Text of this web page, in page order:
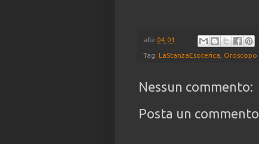
alle 04:01
Tag: LaStanzaEsoterica Oroscopo
Nessun commento:
Posta un commento